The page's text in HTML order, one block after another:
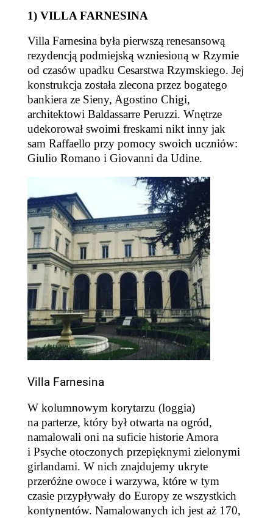
1) VILLA FARNESINA
Villa Farnesina była pierwszą renesansową
rezydencją podmiejską wzniesioną w Rzymie
od czasów upadku Cesarstwa Rzymskiego. Jej
konstrukcja została zlecona przez bogatego
bankiera ze Sieny, Agostino Chigi,
architektowi Baldassarre Peruzzi. Wnętrze
udekorował swoimi freskami nikt inny jak
sam Raffaello przy pomocy swoich uczniów:
Giulio Romano i Giovanni da Udine.
Villa Farnesina
W kolumnowym korytarzu (loggia)
na parterze, którybył otwarta na ogród,
namalowalioni na suficie historie Amora
i Psyche otoczonych przepięknymi zielonymi
girlandami. W nich znajdujemy ukryte
przeróżneowoce i warzywa, które w tym
czasie przypływały do Europy ze wszystkich
kontynentów. Namalowanych ich jest aż 170,